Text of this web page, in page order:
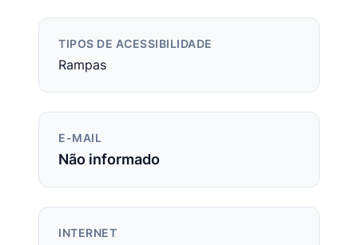
TIPOS DE ACESSIBILIDADE
Rampas
E-MAIL
Não informado
INTERNET